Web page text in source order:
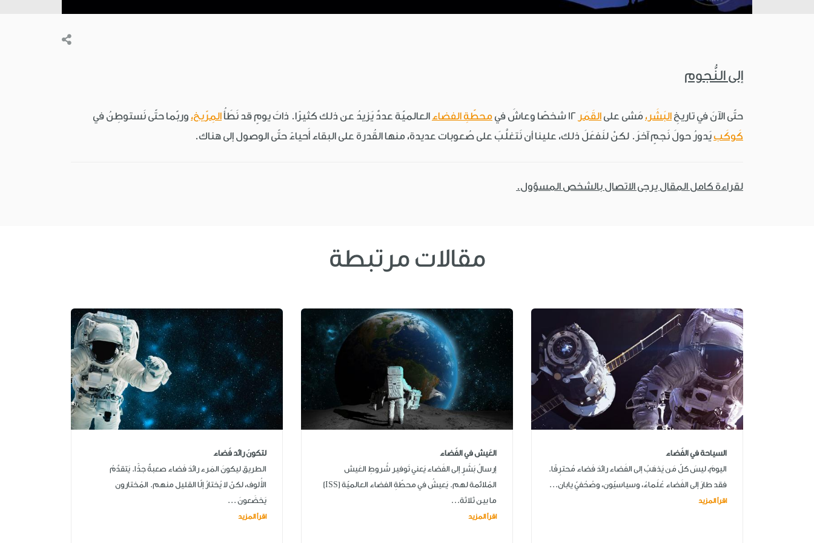
إلى النُّجوم
حتّى الآنَ في تاريخِ البَشَر، مَشى على القَمَر محطّةِ الفضاء العالميّة عددٌ يَزيدُ عن ذلك كثيرًا. ذاتَ يومٍ قد نَطَأُ المِرّيخ، وربّما حتّى نَستوطِنُ في
كَوكَبيَدورُ حولَ نَجمٍ آخرَ. لكنْ لنَفعَلَ ذلك، علينا أن نَتغلَّبَ على صُعوبات عديدة، منها القُدرة على البقاء أَحياءً حتّى الوصول إلى هناك.
لقراءة كامل المقال يرجى الاتصال بالشخص المسؤول.
مقالات مرتبطة
السياحة في الفَضاء
اليومَ، ليسَ كلّ مَن يَذهَبُ إلى الفَضاء رائدَ فَضاء مُحترِفًا.
فقد طارَ إلى الفَضاء عُلَماءُ، وسياسيّون، وصُحُفيّ يابان...
اقرأ المزيد
العَيش في الفَضاء
إرسالُ بَشَرٍ إلى الفَضاء يَعني تَوفير شُروطِ العَيش
المُلائمة لهم. يَعيشُ في محطّةِ الفضاء العالميّة (ISS)
ما بين ثلاثة...
اقرأ المزيد
لتكونَ رائد فَضاء
الطريق ليكونَ المَرء رائدَ فَضاء صعبةٌ جدًّا. يَتقدَّمُ
الأُلوف، لكنْ لا يُختارُ إلّا القليل منهم. المُختارون
يَخضَعونَ ...
اقرأ المزيد